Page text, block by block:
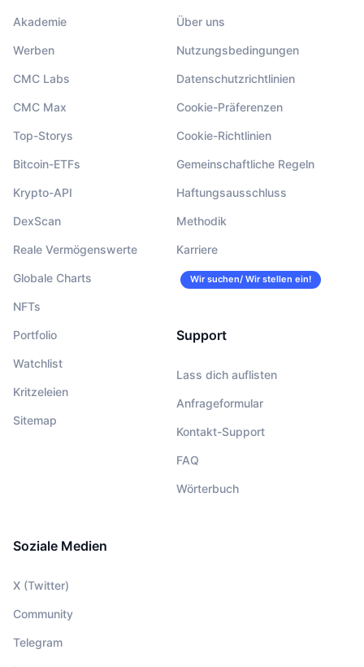
Akademie
Werben
CMC Labs
CMC Max
Top-Storys
Bitcoin-ETFs
Krypto-API
DexScan
Reale Vermögenswerte
Globale Charts
NFTs
Portfolio
Watchlist
Kritzeleien
Sitemap
Über uns
Nutzungsbedingungen
Datenschutzrichtlinien
Cookie-Präferenzen
Cookie-Richtlinien
Gemeinschaftliche Regeln
Haftungsausschluss
Methodik
Karriere
Wir suchen/ Wir stellen ein!
Support
Lass dich auflisten
Anfrageformular
Kontakt-Support
FAQ
Wörterbuch
Soziale Medien
X (Twitter)
Community
Telegram